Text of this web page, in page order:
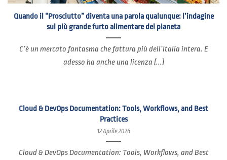
Quando il “Prosciutto” diventa una parola qualunque: l’indagine
sul più grande furto alimentare del pianeta
C’è un mercato fantasma che fattura più dell’Italia intera. E
adesso ha anche una licenza [...]
Cloud & DevOps Documentation: Tools, Workflows, and Best
Practices
12 Aprile 2026
Cloud & DevOps Documentation: Tools, Workflows, and Best